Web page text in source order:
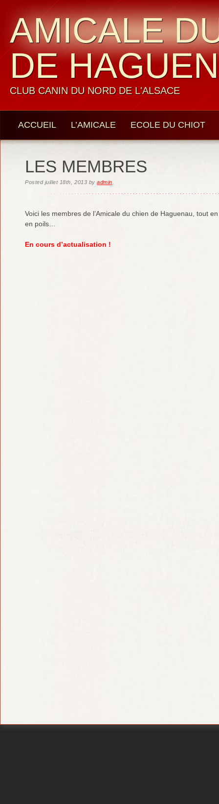
AMICALE
DE
CLUB CANIN DU NORD DE L'ALSACE
ACCUEIL L’AMICALE ECOLE DU CHIOT
LES MEMBRES
Posted juillet 18th, 2013 byadmin
Voici les membres de l’Amicale du chien de Haguenau, tout
en poils…
En cours d’actualisation !